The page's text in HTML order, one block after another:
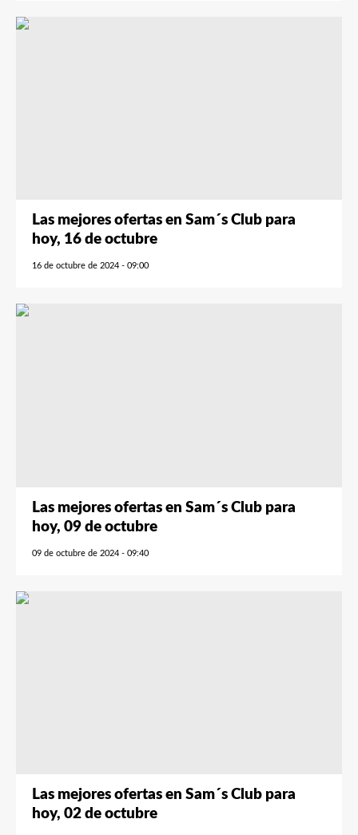
Las mejores ofertas en Sam´s Club para
hoy, 16 de octubre
16 de octubre de 2024 - 09:00
Las mejores ofertas en Sam´s Club para
hoy, 09 de octubre
09 de octubre de 2024 - 09:40
Las mejores ofertas en Sam´s Club para
hoy, 02 de octubre